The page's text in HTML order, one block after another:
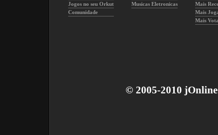
Jogos no seu Orkut
Comunidade
Musicas Eletronicas
Mais
Mais
Mais
© 2005-2010